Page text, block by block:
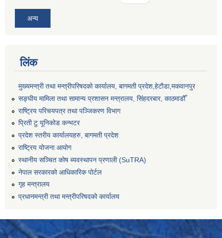
अन्य
लिंक
मुख्यमन्त्री तथा मन्त्रीपरिषदको कार्यालय, बागमती प्रदेश,हेटाैडा,मकवानपुर
सङ्‍घीय मामिला तथा सामान्य प्रशासन मन्त्रालय, सिंहदरबार, काठमाडौँ
राष्ट्रिय परिचयपत्र तथा पञ्जिकरण विभाग
प्रिती टु यूनिकोड कन्भटर
प्रदेश स्तरीय कार्यालयहरु, बागमती प्रदेश
राष्ट्रिय योजना आयोग
स्थानीय सञ्चित कोष ब्यवस्थापन प्रणाली (SuTRA)
नेपाल सरकारको आधिकारिक पोर्टल
गृह मन्त्रालय
प्रधानमन्त्री तथा मन्त्रीपरिषदको कार्यालय